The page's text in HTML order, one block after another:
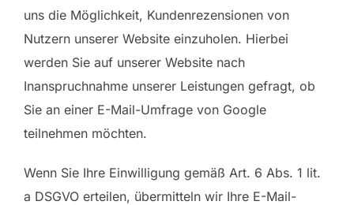
uns die Möglichkeit, Kundenrezensionen von
Nutzern unserer Website einzuholen. Hierbei
werden Sie auf unserer Website nach
Inanspruchnahme unserer Leistungen gefragt, ob
Sie an einer E-Mail-Umfrage von Google
teilnehmen möchten.
Wenn Sie Ihre Einwilligung gemäß Art. 6 Abs. 1 lit.
a DSGVO erteilen, übermitteln wir Ihre E-Mail-